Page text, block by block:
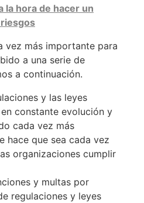
la hora de hacer un
vez más importante para
a una serie de
a continuación.
y las leyes
constante evolución y
cada vez más
hace que sea cada vez
organizaciones cumplir
y multas por
regulaciones y leyes